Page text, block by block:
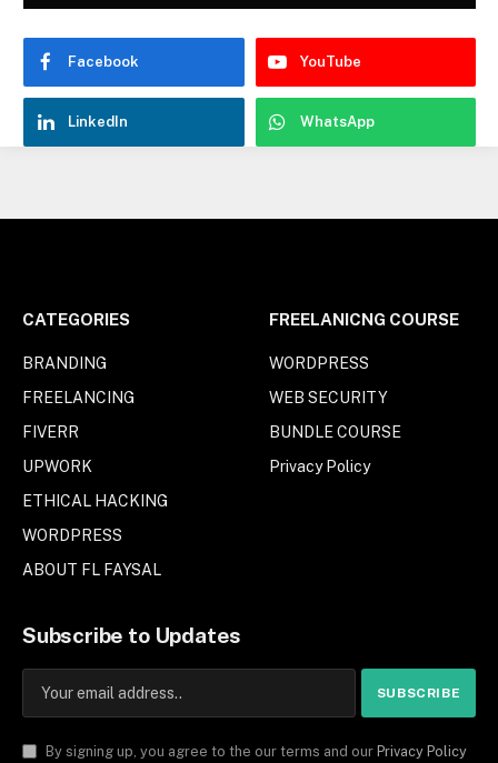
Facebook YouTube
LinkedIn WhatsApp
CATEGORIES
BRANDING
FREELANCING
FIVERR
UPWORK
ETHICAL HACKING
WORDPRESS
ABOUT FL FAYSAL
FREELANICNG COURSE
WORDPRESS
WEB SECURITY
BUNDLE COURSE
Privacy Policy
Subscribe to Updates
By signing up, you agree to the our terms and our Privacy Policy